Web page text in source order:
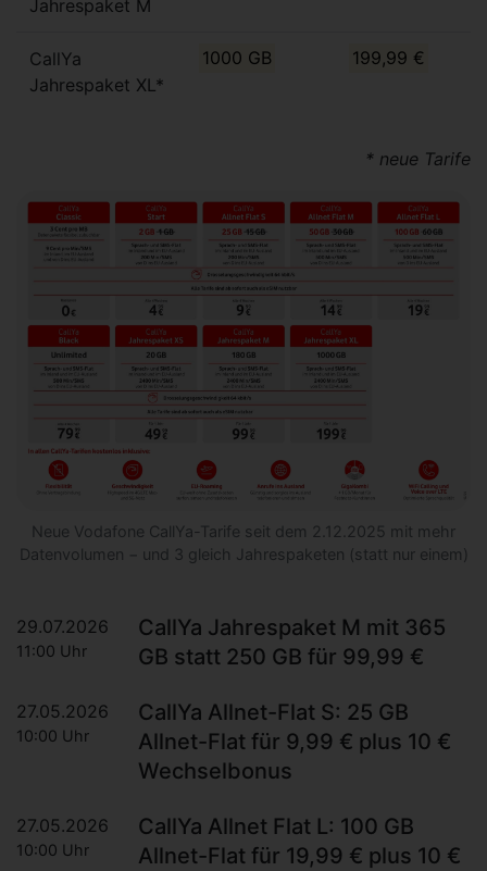
Jahrespaket M
CallYa
Jahrespaket XL*
1000 GB 199,99 €
* neue Tarife
Neue Vodafone CallYa-Tarife seit dem 2.12.2025 mit mehr
Datenvolumen − und 3 gleich Jahrespaketen (statt nur einem)
29.07.2026
11:00 Uhr
CallYa Jahrespaket M mit 365
GB statt 250 GB für 99,99 €
27.05.2026
10:00 Uhr
CallYa Allnet-Flat S: 25 GB
Allnet-Flat für 9,99 € plus 10 €
Wechselbonus
27.05.2026
10:00 Uhr
CallYa Allnet Flat L: 100 GB
Allnet-Flat für 19,99 € plus 10 €